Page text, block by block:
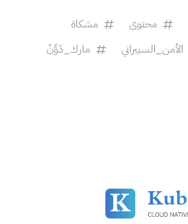
محتوى
مشكاة
الأمن_السيبراني مارك_دَوِّنْ